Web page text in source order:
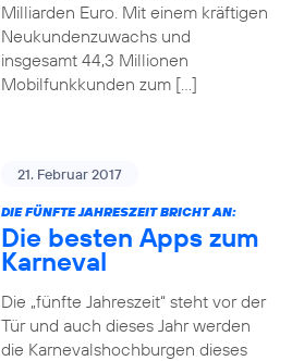
Milliarden Euro. Mit einem kräftigen
Neukundenzuwachs und
insgesamt 44,3 Millionen
Mobilfunkkunden zum […]
21. Februar 2017
DIE FÜNFTE JAHRESZEIT BRICHT AN:
Die besten Apps zum
Karneval
Die „fünfte Jahreszeit“ steht vor der
Tür und auch dieses Jahr werden
die Karnevalshochburgen dieses